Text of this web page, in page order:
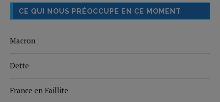
CE QUI NOUS PRÉOCCUPE EN CE MOMENT
Macron
Dette
France en Faillite